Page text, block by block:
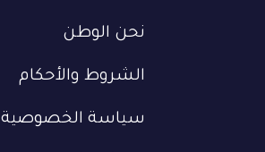
نحن الوطن
الشروط والأحكام
سياسة الخصوصية